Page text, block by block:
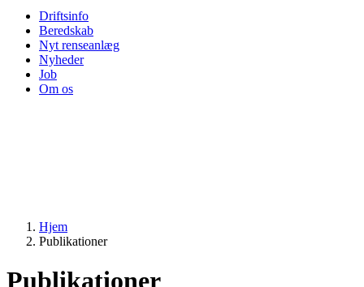
Driftsinfo
Beredskab
Nyt renseanlæg
Nyheder
Job
Om os
Hjem
Publikationer
Publikationer